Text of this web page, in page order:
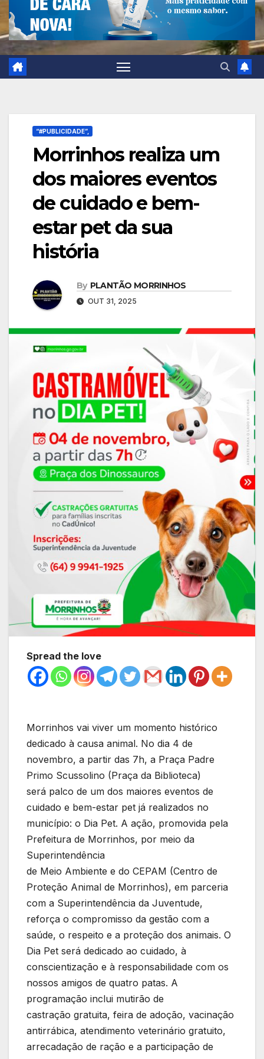
“#PUBLICIDADE”,
Morrinhos realiza um
dos maiores eventos
de cuidado e bem-
estar pet da sua
história
By PLANTÃO MORRINHOS
OUT 31, 2025
Spread the love
Morrinhos vai viver um momento histórico
dedicado à causa animal. No dia 4 de
novembro, a partir das 7h, a Praça Padre
Primo Scussolino (Praça da Biblioteca)
será palco de um dos maiores eventos de
cuidado e bem-estar pet já realizados no
município: o Dia Pet. A ação, promovida pela
Prefeitura de Morrinhos, por meio da
Superintendência
de Meio Ambiente e do CEPAM (Centro de
Proteção Animal de Morrinhos), em parceria
com a Superintendência da Juventude,
reforça o compromisso da gestão com a
saúde, o respeito e a proteção dos animais. O
Dia Pet será dedicado ao cuidado, à
conscientização e à responsabilidade com os
nossos amigos de quatro patas. A
programação inclui mutirão de
castração gratuita, feira de adoção, vacinação
antirrábica, atendimento veterinário gratuito,
arrecadação de ração e a participação de